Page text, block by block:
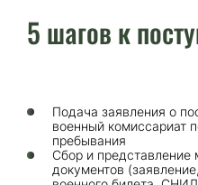
5 шагов к
Подача заявления о
военный комиссариат
пребывания
Сбор и представление
документов